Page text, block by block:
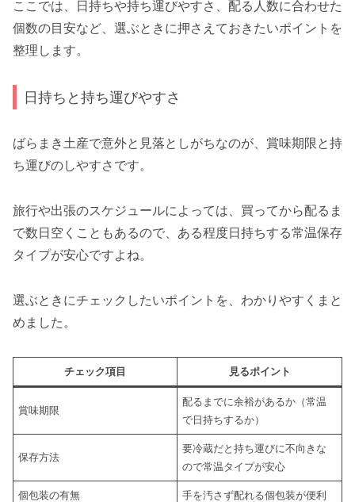
ここでは、日持ちや持ち運びやすさ、配る人数に合わせた
個数の目安など、選ぶときに押さえておきたいポイントを
整理します。
日持ちと持ち運びやすさ
ばらまき土産で意外と見落としがちなのが、賞味期限と持
ち運びのしやすさです。
旅行や出張のスケジュールによっては、買ってから配るま
で数日空くこともあるので、ある程度日持ちする常温保存
タイプが安心ですよね。
選ぶときにチェックしたいポイントを、わかりやすくまと
めました。
チェック項目 見るポイント
賞味期限
配るまでに余裕があるか（常温
で日持ちするか）
保存方法
要冷蔵だと持ち運びに不向きな
ので常温タイプが安心
個包装の有無 手を汚さず配れる個包装が便利